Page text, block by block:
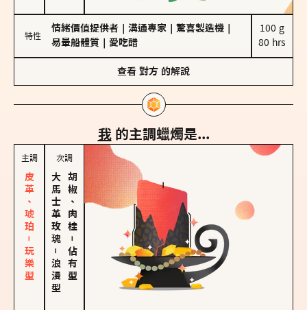
特性
情緒價值提供者 溝通專家 驚喜製造機
易暈船體質
愛吃醋
100 g
80 hrs
查看 對方 的解說
我 的主調蠟燭是...
主調
皮革、琥珀－玩樂型
次調
大馬士革玫瑰
－
浪漫型
胡椒、肉桂
－
佔有型